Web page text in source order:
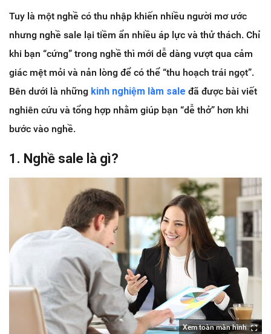
Tuy là một nghề có thu nhập khiến nhiều người mơ ước
nhưng nghề sale lại tiềm ẩn nhiều áp lực và thử thách. Chỉ
khi bạn “cứng” trong nghề thì mới dễ dàng vượt qua cảm
giác mệt mỏi và nản lòng để có thể “thu hoạch trái ngọt”.
Bên dưới là những kinh nghiệm làm sale đã được bài viết
nghiên cứu và tổng hợp nhằm giúp bạn “dễ thở” hơn khi
bước vào nghề.
1. Nghề sale là gì?
Xem toàn màn hình